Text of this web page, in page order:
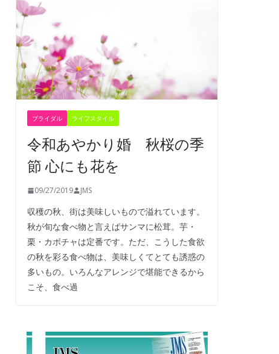
ブライダル ライフスタイル
令和あやかり婚 秋桜の季
節 心にも花を
09/27/2019 JMS
収穫の秋、街は美味しいもので溢れています。
秋が旬な食べ物と言えばサンマに松茸。芋・
栗・カボチャは定番です。ただ、こうした食欲
の秋を彩る食べ物は、美味しくてとても誘惑の
多いもの。いろんなアレンジで堪能できるから
こそ、食べ過